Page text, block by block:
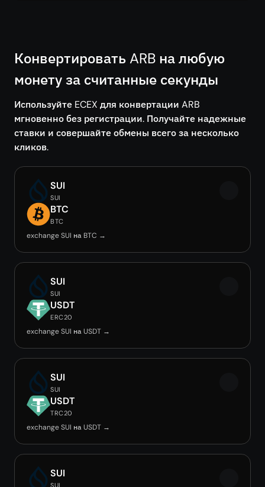
Конвертировать ARB на любую
монету за считанные секунды
Используйте ECEX для конвертации ARB
мгновенно без регистрации. Получайте надежные
ставки и совершайте обмены всего за несколько
кликов.
SUI
SUI
BTC
BTC
exchange SUI на BTC →
SUI
SUI
USDT
ERC20
exchange SUI на USDT →
SUI
SUI
USDT
TRC20
exchange SUI на USDT →
SUI
SUI